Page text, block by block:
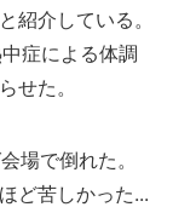
紹介している。
症による体調
せた。
場で倒れた。
ど苦しかった...